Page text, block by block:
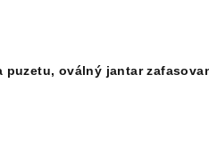
oválný jantar